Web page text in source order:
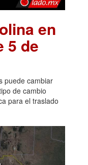
en
5 de
puede cambiar
de cambio
para el traslado